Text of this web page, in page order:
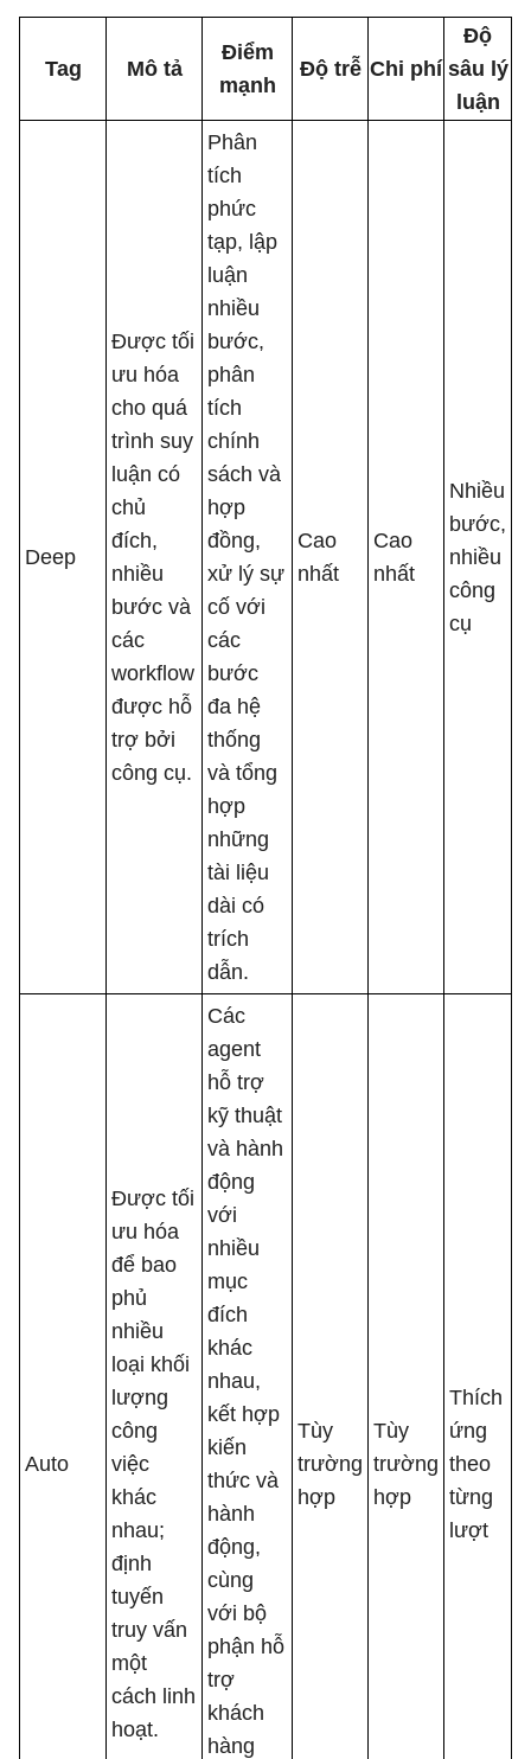
Tag Mô tả
Điểm
mạnh
Độ trễ Chi phí
Độ
sâu lý
luận
Deep
Được tối
ưu hóa
cho quá
trình suy
luận có
chủ
đích,
nhiều
bước và
các
workflow
được hỗ
trợ bởi
công cụ.
Phân
tích
phức
tạp, lập
luận
nhiều
bước,
phân
tích
chính
sách và
hợp
đồng,
xử lý sự
cố với
các
bước
đa hệ
thống
và tổng
hợp
những
tài liệu
dài có
trích
dẫn.
Cao
nhất
Cao
nhất
Nhiều
bước,
nhiều
công
cụ
Auto
Được tối
ưu hóa
để bao
phủ
nhiều
loại khối
lượng
công
việc
khác
nhau;
định
tuyến
truy vấn
một
cách linh
hoạt.
Các
agent
hỗ trợ
kỹ thuật
và hành
động
với
nhiều
mục
đích
khác
nhau,
kết hợp
kiến ​​
thức và
hành
động,
cùng
với bộ
phận hỗ
trợ
khách
hàng
Tùy
trường
hợp
Tùy
trường
hợp
Thích
ứng
theo
từng
lượt